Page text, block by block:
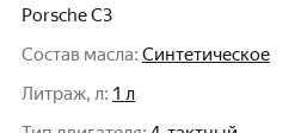
Porsche C3
Состав масла: Синтетическое
Литраж, л: 1 л